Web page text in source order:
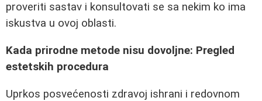
proveriti sastav i konsultovati se sa nekim ko ima
iskustva u ovoj oblasti.
Kada prirodne metode nisu dovoljne: Pregled
estetskih procedura
Uprkos posvećenosti zdravoj ishrani i redovnom